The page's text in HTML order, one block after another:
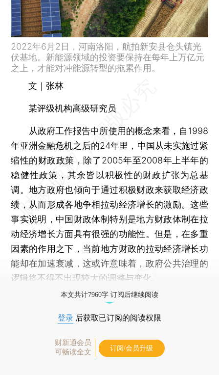
2022年6月2日，河南洛阳，航拍新安县仓头镇光
伏基地。新能源领域的投资要保持在每年上万亿元
之上，才能对冲能源转型的拖累作用。
文｜张林
某评级机构高级研究员
从政府工作报告中所使用的概念来看，自1998
年亚洲金融危机之后的24年里，中国从未实施过紧
缩性的财政政策，除了2005年至2008年上半年的
稳健性政策，其余皆以积极性的财政扩张为总基
调。地方政府也倾向于通过积极财政来获取经济政
绩，从而形成各地争相拉动经济增长的激励。这些
事实说明，中国财政体制特别是地方财政体制在拉
动经济增长方面具有很强的功能性。但是，在多重
因素的作用之下，当前地方财政的拉动经济增长功
能却在加速衰减，这或许意味着，政府公共治理的
逻辑将不得不出现较大的调整与变化。
本文共计7960字 订阅后继续阅读
登录 后获取已订阅的阅读权限
财新通会员
可畅读全文
订阅/会员升级